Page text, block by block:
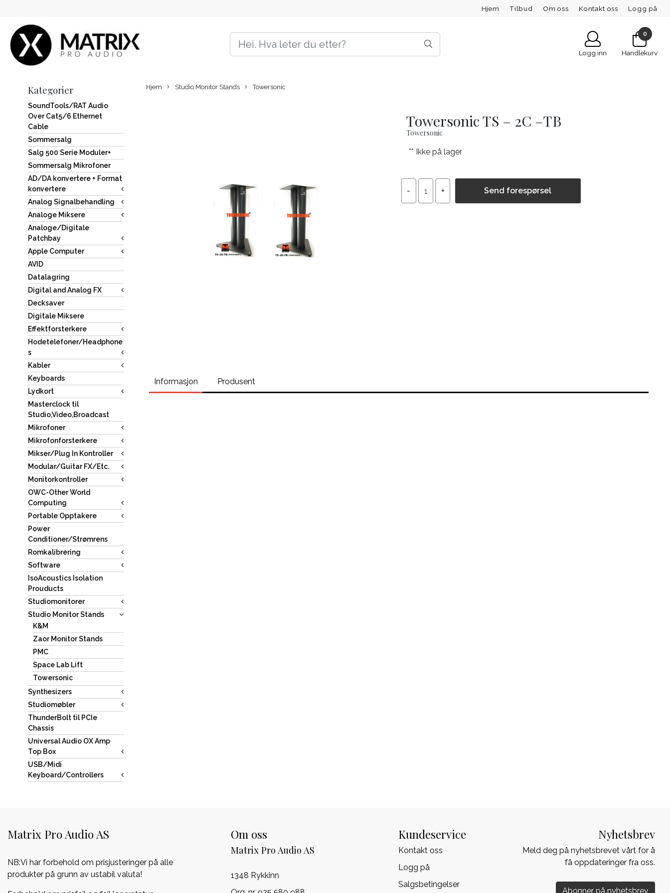
Hjem Tilbud Om oss Kontakt oss Logg på
Logg inn
0
Handlekurv
Kategorier
SoundTools/RAT Audio
Over Cat5/6 Ethernet
Cable
Sommersalg
Salg 500 Serie Moduler+
Sommersalg Mikrofoner
AD/DA konvertere + Format
konvertere
Analog Signalbehandling
Analoge Miksere
Analoge/Digitale
Patchbay
Apple Computer
AVID
Datalagring
Digital and Analog FX
Decksaver
Digitale Miksere
Effektforsterkere
Hodetelefoner/Headphone
s
Kabler
Keyboards
Lydkort
Masterclock til
Studio,Video,Broadcast
Mikrofoner
Mikrofonforsterkere
Mikser/Plug In Kontroller
Modular/Guitar FX/Etc.
Monitorkontroller
OWC-Other World
Computing
Portable Opptakere
Power
Conditioner/Strømrens
Romkalibrering
Software
IsoAcoustics Isolation
Prouducts
Studiomonitorer
Studio Monitor Stands
K&M
Zaor Monitor Stands
PMC
Space Lab Lift
Towersonic
Synthesizers
Studiomøbler
ThunderBolt til PCIe
Chassis
Universal Audio OX Amp
Top Box
USB/Midi
Keyboard/Controllers
Hjem Studio Monitor Stands Towersonic
Towersonic TS – 2C –TB
Towersonic
** Ikke på lager
Send forespørsel
Informasjon Produsent
Matrix Pro Audio AS
NB:Vi har forbehold om prisjusteringer på alle
produkter på grunn av ustabil valuta!
Om oss
Matrix Pro Audio AS
1348 Rykkinn
Kundeservice
Kontakt oss
Logg på
Salgsbetingelser
Nyhetsbrev
Meld deg på nyhetsbrevet vårt for å
få oppdateringer fra oss.
Abonner på nyhetsbrev